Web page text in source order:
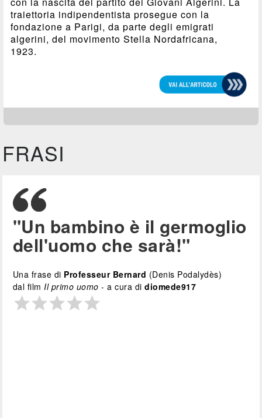
traiettoria indipendentista prosegue con la
fondazione a Parigi, da parte degli emigrati
algerini, del movimento Stella Nordafricana,
1923.
FRASI
"Un bambino è il germoglio
dell'uomo che sarà!"
Una frase di Professeur Bernard (Denis Podalydès)
dal film Il primo uomo - a cura didiomede917